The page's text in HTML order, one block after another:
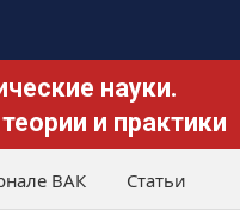
науки.
и практики
ВАК Статьи